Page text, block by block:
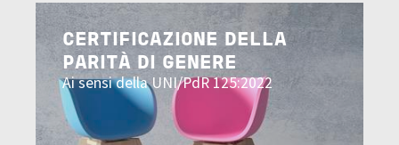
Image
CERTIFICAZIONE DELLA
PARITÀ DI GENERE
Ai sensi della UNI/PdR 125:2022